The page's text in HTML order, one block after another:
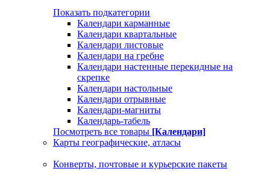
Показать подкатегории
Календари карманные
Календари квартальные
Календари листовые
Календари на гребне
Календари настенные перекидные на
скрепке
Календари настольные
Календари отрывные
Календари-магниты
Календарь-табель
Посмотреть все товары [Календари]
Карты географические, атласы
Конверты, почтовые и курьерские пакеты